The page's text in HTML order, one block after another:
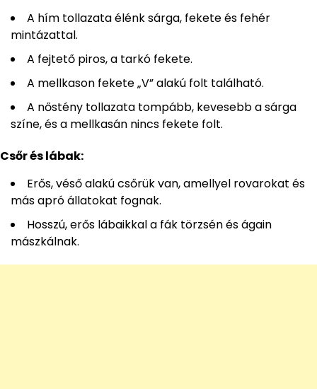
A hím tollazata élénk sárga, fekete és fehér
mintázattal.
A fejtető piros, a tarkó fekete.
A mellkason fekete „V” alakú folt található.
A nőstény tollazata tompább, kevesebb a sárga
színe, és a mellkasán nincs fekete folt.
Csőr és lábak:
Erős, véső alakú csőrük van, amellyel rovarokat és
más apró állatokat fognak.
Hosszú, erős lábaikkal a fák törzsén és ágain
mászkálnak.